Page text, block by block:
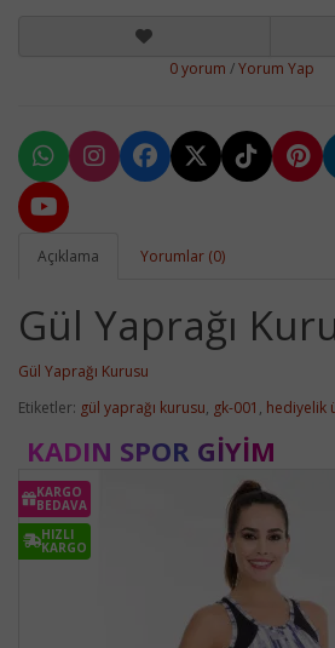
0 yorum /Yorum Yap
Açıklama Yorumlar (0)
Gül Yaprağı
Gül Yaprağı Kurusu
Etiketler: gül yaprağı kurusu, gk-001 , hediyelik
KADIN SPOR GIYIM
KARGO
BEDAVA
HIZLI
KARGO